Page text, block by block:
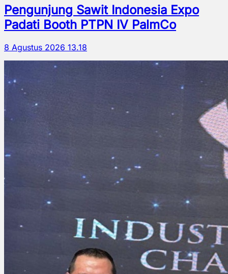
Pengunjung Sawit Indonesia Expo
Padati Booth PTPN IV PalmCo
8 Agustus 2026 13.18